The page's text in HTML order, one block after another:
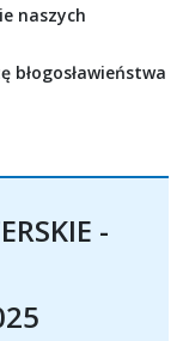
naszych
błogosławieństwa
-